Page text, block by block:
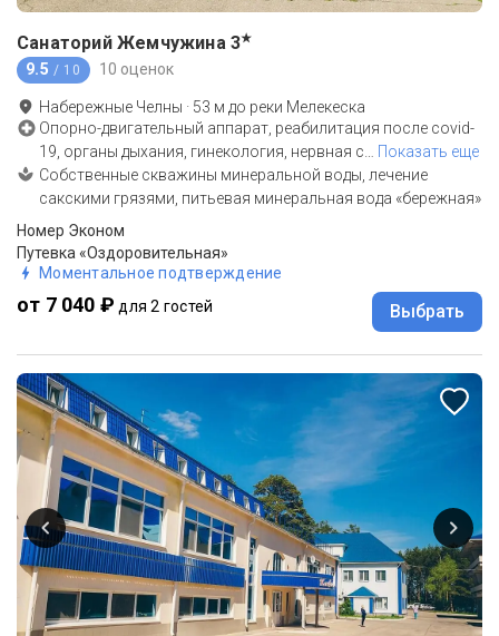
Санаторий Жемчужина 3★
9.5 / 10 10 оценок
Набережные Челны · 53 м до реки Мелекеска
Опорно-двигательный аппарат, реабилитация после covid-
19, органы дыхания, гинекология, нервная с
Показать еще
Собственные скважины минеральной воды, лечение
сакскими грязями, питьевая минеральная вода «бережная»
Номер Эконом
Путевка «Оздоровительная»
Моментальное подтверждение
от 7 040 ₽ для 2 гостей Выбрать